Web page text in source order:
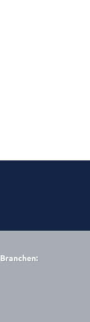
Branchen: